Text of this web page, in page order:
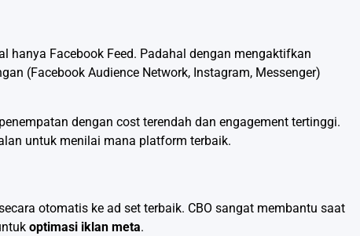
hanya Facebook Feed. Padahal dengan mengaktifkan
(Facebook Audience Network, Instagram, Messenger)
dengan cost terendah dan engagement tertinggi.
untuk menilai mana platform terbaik.
otomatis ke ad set terbaik. CBO sangat membantu saat
optimasi iklan meta.